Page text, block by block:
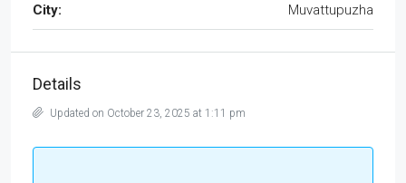
City: Muvattupuzha
Details
Updated on October 23, 2025 at 1:11 pm